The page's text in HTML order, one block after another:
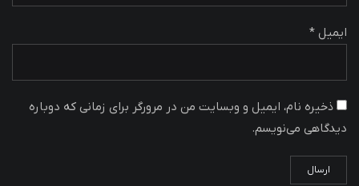
ایمیل *
ذخیره نام، ایمیل و وبسایت من در مرورگر برای زمانی که دوباره
دیدگاهی می‌نویسم.